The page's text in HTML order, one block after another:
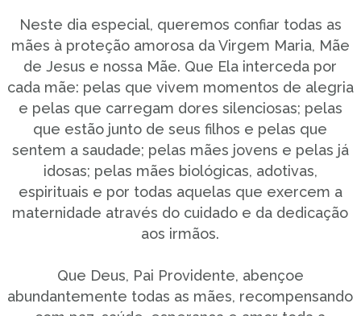
Neste dia especial, queremos confiar todas as
mães à proteção amorosa da Virgem Maria, Mãe
de Jesus e nossa Mãe. Que Ela interceda por
cada mãe: pelas que vivem momentos de alegria
e pelas que carregam dores silenciosas; pelas
que estão junto de seus filhos e pelas que
sentem a saudade; pelas mães jovens e pelas já
idosas; pelas mães biológicas, adotivas,
espirituais e por todas aquelas que exercem a
maternidade através do cuidado e da dedicação
aos irmãos.
Que Deus, Pai Providente, abençoe
abundantemente todas as mães, recompensando